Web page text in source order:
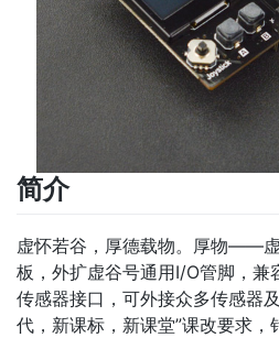
简介
虚怀若谷，厚德载物。厚物——
板，外扩虚谷号通用I/O管脚，
传感器接口，可外接众多传感器
代，新课标，新课堂”课改要求